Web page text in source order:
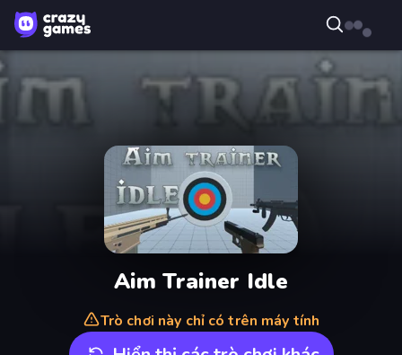
Aim Trainer Idle
Trò chơi này chỉ có trên máy tính